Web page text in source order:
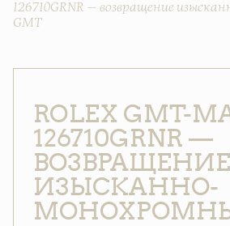
126710GRNR — возвращение
GMT
ROLEX GMT-
126710GRNR —
ВОЗВРАЩЕНИЕ
ИЗЫСКАННО-